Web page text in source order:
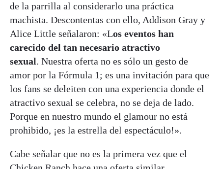
de la parrilla al considerarlo una práctica
machista. Descontentas con ello, Addison Gray y
Alice Little señalaron: «Los eventos han
carecido del tan necesario atractivo
sexual. Nuestra oferta no es sólo un gesto de
amor por la Fórmula 1; es una invitación para que
los fans se deleiten con una experiencia donde el
atractivo sexual se celebra, no se deja de lado.
Porque en nuestro mundo el glamour no está
prohibido, ¡es la estrella del espectáculo!».
Cabe señalar que no es la primera vez que el